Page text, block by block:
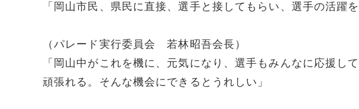
「岡山市民、県民に直接、選手と接してもらい、選手の活躍
（パレード実行委員会 若林昭吾会長）
「岡山中がこれを機に、元気になり、選手もみんなに応援し
頑張れる。そんな機会にできるとうれしい」